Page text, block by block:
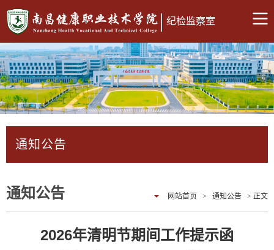
纪检监察室
通知公告
通知公告 网站首页 > 通知公告 > 正文
2026年清明节期间工作提示函